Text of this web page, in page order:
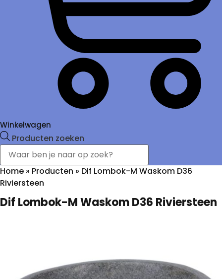
Winkelwagen
Producten zoeken
Home » Producten » Dif Lombok-M Waskom D36
Riviersteen
Dif Lombok-M Waskom D36 Riviersteen